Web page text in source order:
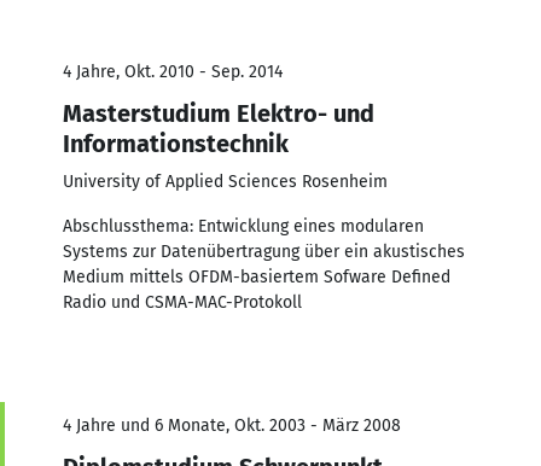
4 Jahre, Okt. 2010 - Sep. 2014
Masterstudium Elektro- und
Informationstechnik
University of Applied Sciences Rosenheim
Abschlussthema: Entwicklung eines modularen
Systems zur Datenübertragung über ein akustisches
Medium mittels OFDM-basiertem Sofware Defined
Radio und CSMA-MAC-Protokoll
4 Jahre und 6 Monate, Okt. 2003 - März 2008